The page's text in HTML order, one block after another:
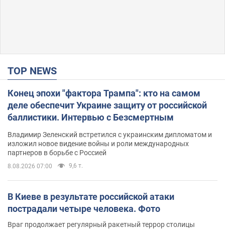
TOP NEWS
Конец эпохи "фактора Трампа": кто на самом
деле обеспечит Украине защиту от российской
баллистики. Интервью с Безсмертным
Владимир Зеленский встретился с украинским дипломатом и
изложил новое видение войны и роли международных
партнеров в борьбе с Россией
8.08.2026 07:00 9,6 т.
В Киеве в результате российской атаки
пострадали четыре человека. Фото
Враг продолжает регулярный ракетный террор столицы